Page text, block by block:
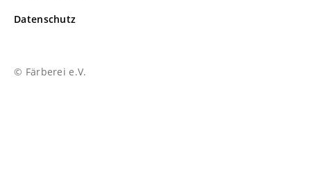
Datenschutz
© Färberei e.V.